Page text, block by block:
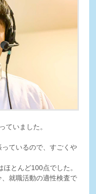
ていました。
ているので、すごくや
とんど100点でした。
就職活動の適性検査で